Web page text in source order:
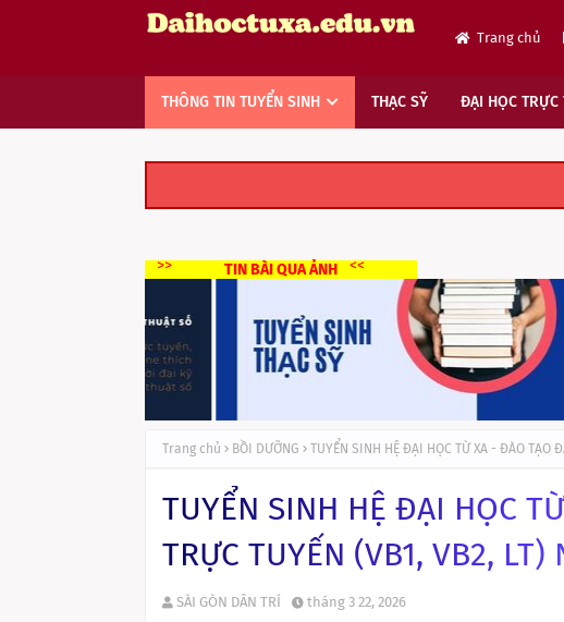
Trang chủ
THÔNG TIN TUYỂN SINH THẠC SỸ ĐẠI HỌC TRỰC
>> TIN BÀI QUA ẢNH <<
Trang chủ BỒI DƯỠNG TUYỂN SINH HỆ ĐẠI HỌC TỪ XA - ĐÀO TẠO
TUYỂN SINH HỆ ĐẠI HỌC
TRỰC TUYẾN (VB1, VB2, LT)
SÀI GÒN DÂN TRÍ tháng 3 22, 2026